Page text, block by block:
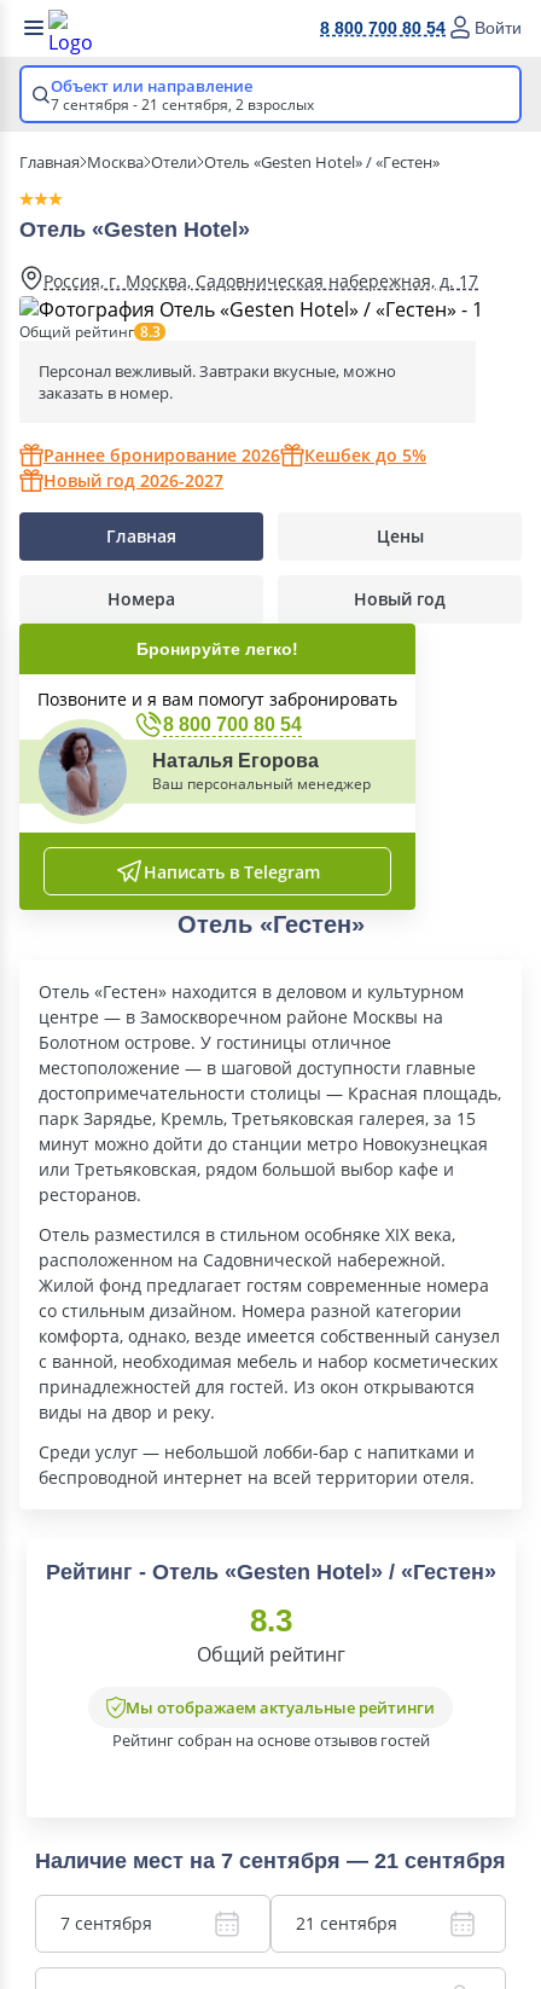
8 800 700 80 54 Войти
Объект или направление
7 сентября - 21 сентября, 2 взрослых
Главная Москва Отели Отель «Gesten Hotel» / «Гестен»
Отель «Gesten Hotel»
Россия, г. Москва, Садовническая набережная, д. 17
Общий рейтинг 8.3
Персонал вежливый. Завтраки вкусные, можно
заказать в номер.
Раннее бронирование 2026
Кешбек до 5%
Новый год 2026-2027
Главная Цены
Номера Новый год
Бронируйте легко!
Позвоните и я вам помогут забронировать
8 800 700 80 54
Наталья Егорова
Ваш персональный менеджер
Написать в Telegram
Отель «Гестен»
Отель «Гестен» находится в деловом и культурном
центре — в Замоскворечном районе Москвы на
Болотном острове. У гостиницы отличное
местоположение — в шаговой доступности главные
достопримечательности столицы — Красная площадь,
парк Зарядье, Кремль, Третьяковская галерея, за 15
минут можно дойти до станции метро Новокузнецкая
или Третьяковская, рядом большой выбор кафе и
ресторанов.
Отель разместился в стильном особняке XIX века,
расположенном на Садовнической набережной.
Жилой фонд предлагает гостям современные номера
со стильным дизайном. Номера разной категории
комфорта, однако, везде имеется собственный санузел
с ванной, необходимая мебель и набор косметических
принадлежностей для гостей. Из окон открываются
виды на двор и реку.
Среди услуг — небольшой лобби-бар с напитками и
беспроводной интернет на всей территории отеля.
Рейтинг - Отель «Gesten Hotel» / «Гестен»
8.3
Общий рейтинг
Мы отображаем актуальные рейтинги
Рейтинг собран на основе отзывов гостей
Наличие мест на 7 сентября — 21 сентября
7 сентября 21 сентября